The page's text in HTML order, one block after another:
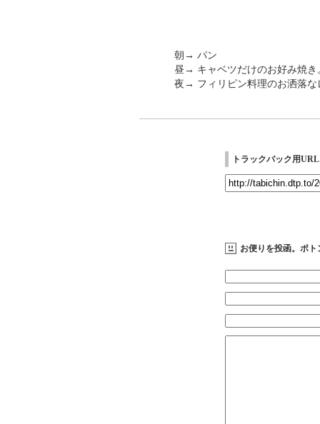
朝→ パン
昼→ キャベツだけのお好み焼き
夜→ フィリピン料理のお洒落な
トラックバック用URL
お便りを投函。ポト